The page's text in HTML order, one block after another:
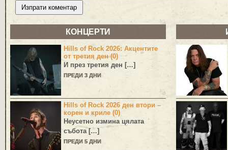
КОНЦЕРТИ
Hills of Rock 2026: Акцентите
от третия ден (0)
И през третия ден […]
ПРЕДИ 3 ДНИ
Hills of Rock 2026 ден втори –
корен и криле (0)
Неусетно измина цялата
събота […]
ПРЕДИ 5 ДНИ